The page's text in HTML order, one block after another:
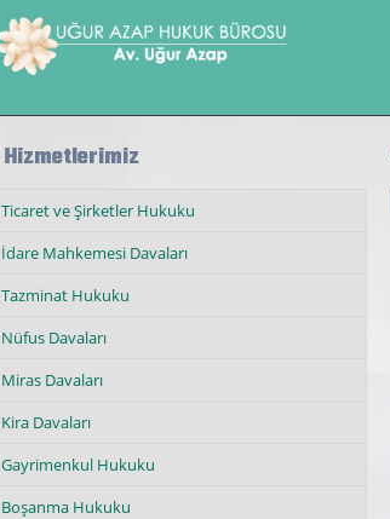
Hizmetlerimiz
Ticaret ve Şirketler Hukuku
İdare Mahkemesi Davaları
Tazminat Hukuku
Nüfus Davaları
Miras Davaları
Kira Davaları
Gayrimenkul Hukuku
Boşanma Hukuku